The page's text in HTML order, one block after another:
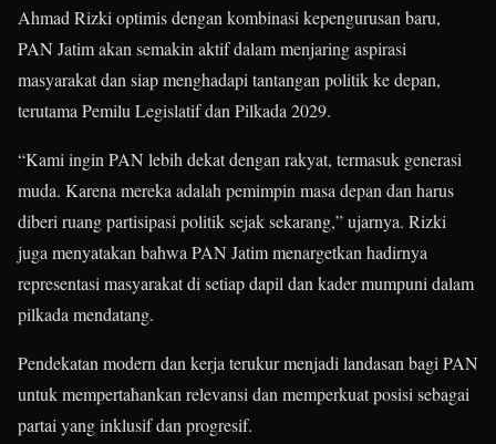
Ahmad Rizki optimis dengan kombinasi kepengurusan baru,
PAN Jatim akan semakin aktif dalam menjaring aspirasi
masyarakat dan siap menghadapi tantangan politik ke depan,
terutama Pemilu Legislatif dan Pilkada 2029.
“Kami ingin PAN lebih dekat dengan rakyat, termasuk generasi
muda. Karena mereka adalah pemimpin masa depan dan harus
diberi ruang partisipasi politik sejak sekarang,” ujarnya. Rizki
juga menyatakan bahwa PAN Jatim menargetkan hadirnya
representasi masyarakat di setiap dapil dan kader mumpuni dalam
pilkada mendatang.
Pendekatan modern dan kerja terukur menjadi landasan bagi PAN
untuk mempertahankan relevansi dan memperkuat posisi sebagai
partai yang inklusif dan progresif.